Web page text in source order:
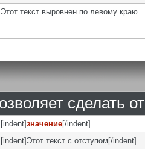
Этот текст выровнен по левому краю
сделать
[indent]значение[/indent]
[indent]Этот текст с отступом[/indent]